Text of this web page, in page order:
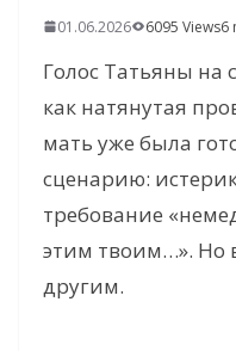
01.06.2026 6095 Views6
Голос Татьяны на
как натянутая
мать уже была
сценарию:
требование
этим твоим…». Но
другим.